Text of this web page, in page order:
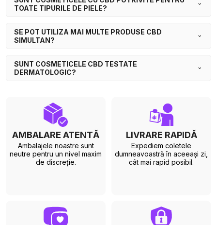
TOATE TIPURILE DE PIELE?
SE POT UTILIZA MAI MULTE PRODUSE CBD
SIMULTAN?
SUNT COSMETICELE CBD TESTATE
DERMATOLOGIC?
AMBALARE ATENTĂ
Ambalajele noastre sunt
neutre pentru un nivel maxim
de discreție.
LIVRARE RAPIDĂ
Expediem coletele
dumneavoastră în aceeași zi,
cât mai rapid posibil.